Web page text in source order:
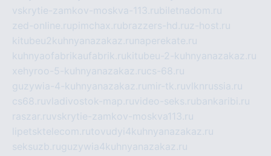
vskrytie-zamkov-moskva-113.rubiletnadom.ru
zed-online.rupimchax.rubrazzers-hd.ruz-host.ru
kitubeu2kuhnyanazakaz.ru naperekate.ru
kuhnyaofabrikaufabrik.rukitubeu-2-kuhnyanazakaz.ru
xehyroo-5-kuhnyanazakaz.rucs-68.ru
guzywia-4-kuhnyanazakaz.ru mir-tk.ruvlknrussia.ru
cs68.ruvladivostok-map.ruvideo-seks.rubankaribi.ru
raszar.ruvskrytie-zamkov-moskva113.ru
lipetsktelecom.rutovudyi4kuhnyanazakaz.ru
seksuzb.ruguzywia4kuhnyanazakaz.ru